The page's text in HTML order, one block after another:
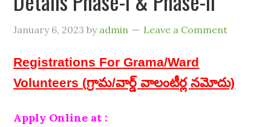
January 6, 2023 by admin Leave a Comment
Registrations For Grama/Ward
Volunteers (గ్రామ/వార్డ్ వాలంటీర్ల నమోదు)
Apply Online at :